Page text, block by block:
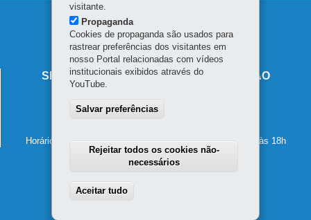
Navegação
principal
SECRETARIA DE ESTADO DA EDUCAÇÃO
80610-011-Curitiba
Horário de atendimento: de segunda a sexta-feira, das 8h às 18h
visitante.
Propaganda
Cookies de propaganda são usados para
rastrear preferências dos visitantes em
nosso Portal relacionadas com vídeos
institucionais exibidos através do
YouTube.
Salvar preferências
Rejeitar todos os cookies não-
necessários
Aceitar tudo